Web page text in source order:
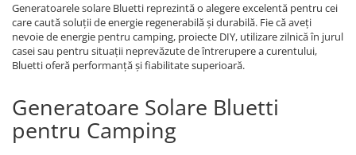
Generatoarele solare Bluetti reprezintă o alegere excelentă pentru cei
care caută soluții de energie regenerabilă și durabilă. Fie că aveți
nevoie de energie pentru camping, proiecte DIY, utilizare zilnică în jurul
casei sau pentru situații neprevăzute de întrerupere a curentului,
Bluetti oferă performanță și fiabilitate superioară.
Generatoare Solare Bluetti
pentru Camping